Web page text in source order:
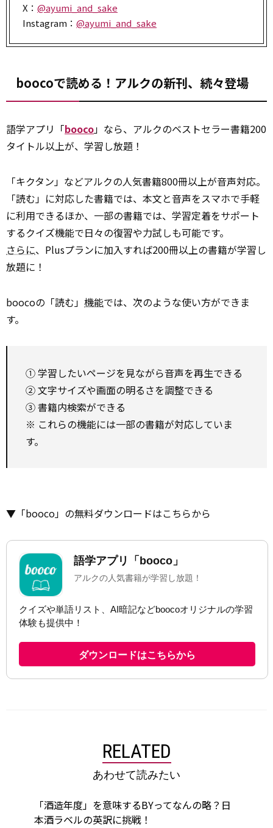
X： @ayumi_and_sake
Instagram： @ayumi_and_sake
boocoで読める！アルクの新刊、続々登場
語学アプリ「booco」なら、アルクのベストセラー書籍200
タイトル以上が、学習し放題！
「キクタン」などアルクの人気書籍800冊以上が音声対応。
「読む」に対応した書籍では、本文と音声をスマホで手軽
に利用できるほか、一部の書籍では、学習定着をサポート
するクイズ機能で日々の復習や力試しも可能です。
さらに、Plusプランに加入すれば200冊以上の書籍が学習し
放題に！
boocoの「読む」 機能では、次のような使い方ができま
す。
① 学習したいページを見ながら音声を再生できる
② 文字サイズや画面の明るさを調整できる
③ 書籍内検索ができる
※ これらの機能には一部の書籍が対応していま
す。
▼「booco」の無料ダウンロードはこちらから
RELATED
あわせて読みたい
「酒造年度」を意味するBYってなんの略？日
本酒ラベルの英訳に挑戦！